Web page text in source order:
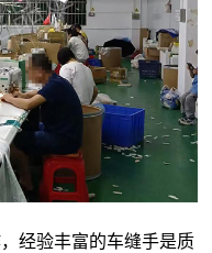
经验丰富的车缝手是质